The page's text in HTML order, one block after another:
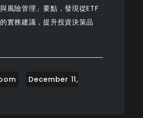
風險管理」要點，發現從ETF
實務建議，提升投資決策品